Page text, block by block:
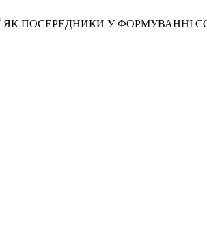
ЯК ПОСЕРЕДНИКИ У ФОРМУВАННІ